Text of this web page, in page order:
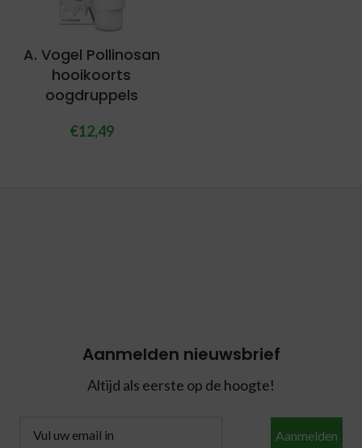
A. Vogel Pollinosan
hooikoorts
oogdruppels
€12,49
Aanmelden nieuwsbrief
Altijd als eerste op de hoogte!
Aanmelden